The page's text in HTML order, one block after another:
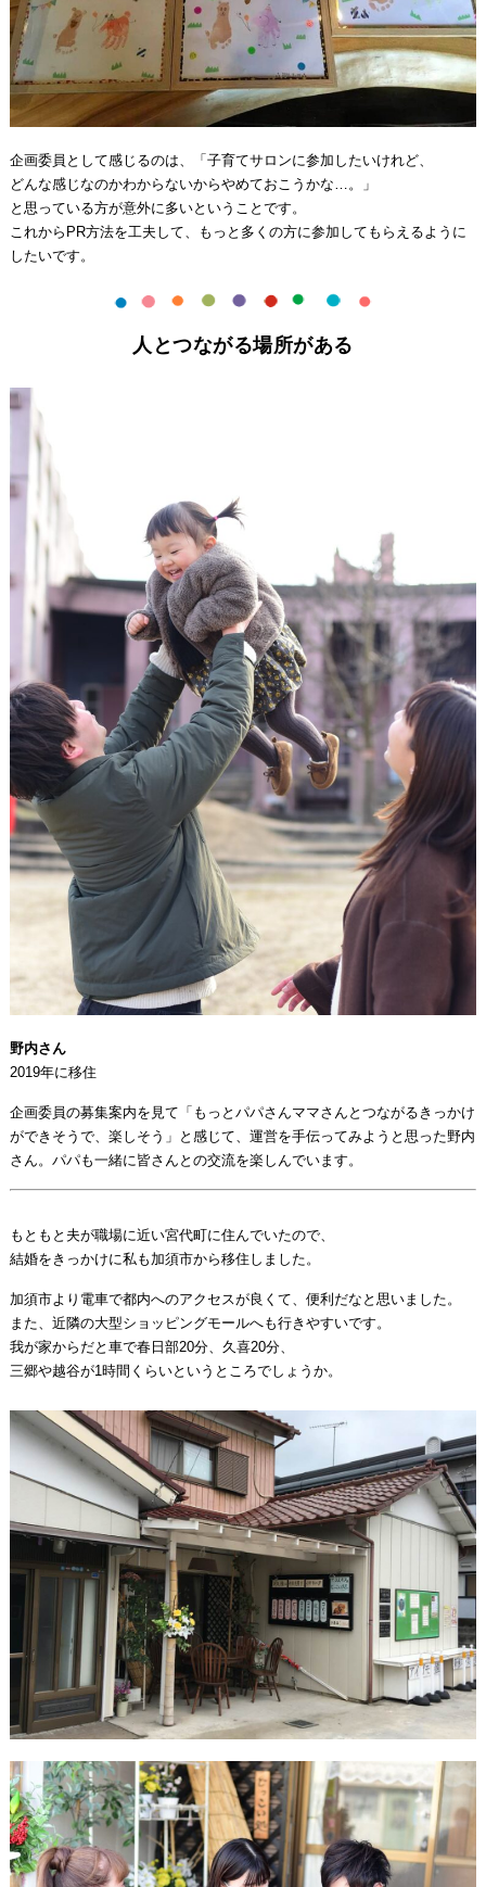
企画委員として感じるのは、「子育てサロンに参加したいけれど、
どんな感じなのかわからないからやめておこうかな…。」
と思っている方が意外に多いということです。
これからPR方法を工夫して、もっと多くの方に参加してもらえるように
したいです。
人とつながる場所がある
野内さん
2019年に移住
企画委員の募集案内を見て「もっとパパさんママさんとつながるきっかけ
ができそうで、楽しそう」と感じて、運営を手伝ってみようと思った野内
さん。パパも一緒に皆さんとの交流を楽しんでいます。
もともと夫が職場に近い宮代町に住んでいたので、
結婚をきっかけに私も加須市から移住しました。
加須市より電車で都内へのアクセスが良くて、便利だなと思いました。
また、近隣の大型ショッピングモールへも行きやすいです。
我が家からだと車で春日部20分、久喜20分、
三郷や越谷が1時間くらいというところでしょうか。